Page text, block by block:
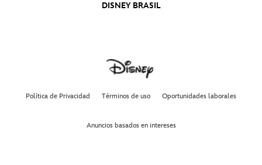
DISNEY BRASIL
Política de Privacidad Términos de uso Oportunidades laborales
Anuncios basados en intereses